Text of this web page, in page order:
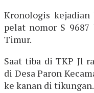
Kronologis
pelat nomor S 9687
Timur.
Saat tiba di TKP Jl
di Desa Paron
ke kanan di tikungan.